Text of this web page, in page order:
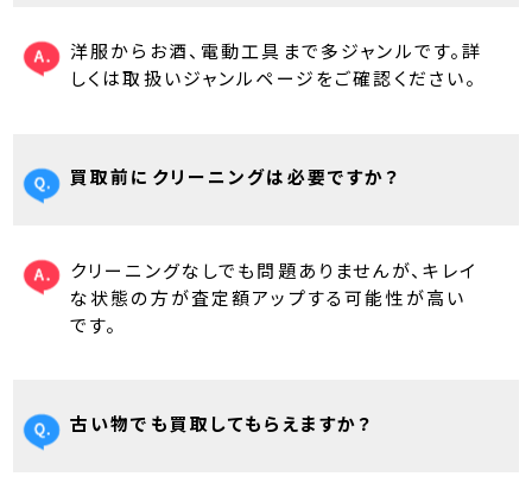
洋服からお酒、電動工具まで多ジャンルです。詳
しくは取扱いジャンルページをご確認ください。
買取前にクリーニングは必要ですか？
クリーニングなしでも問題ありませんが、キレイ
な状態の方が査定額アップする可能性が高い
です。
古い物でも買取してもらえますか？